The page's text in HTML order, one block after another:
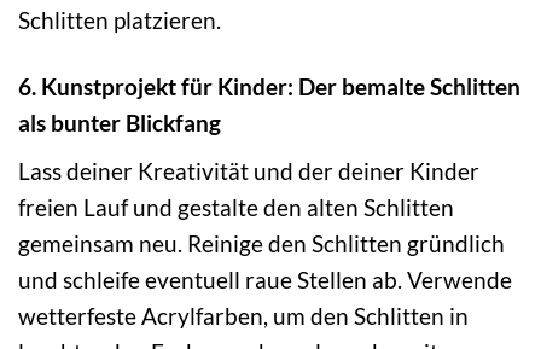
Schlitten platzieren.
6. Kunstprojekt für Kinder: Der bemalte Schlitten
als bunter Blickfang
Lass deiner Kreativität und der deiner Kinder
freien Lauf und gestalte den alten Schlitten
gemeinsam neu. Reinige den Schlitten gründlich
und schleife eventuell raue Stellen ab. Verwende
wetterfeste Acrylfarben, um den Schlitten in